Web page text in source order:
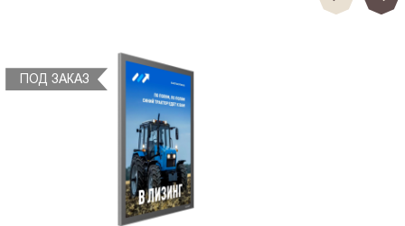
ПОД ЗАКАЗ